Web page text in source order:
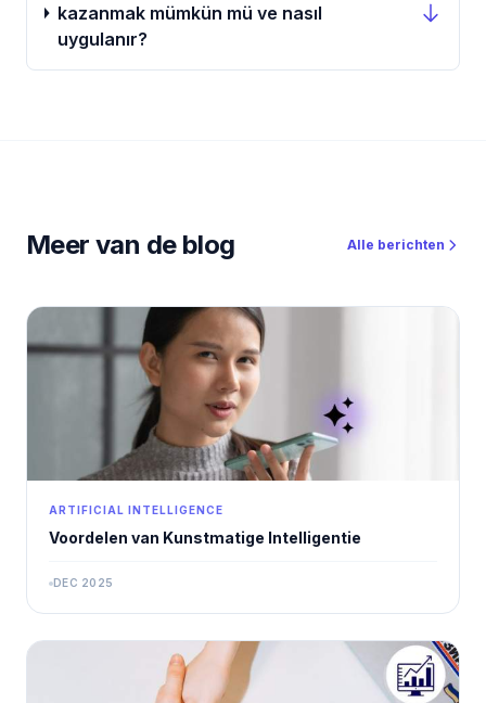
kazanmak mümkün mü ve nasıl
uygulanır?
Meer van de blog Alle berichten
ARTIFICIAL INTELLIGENCE
Voordelen van Kunstmatige Intelligentie
DEC 2025